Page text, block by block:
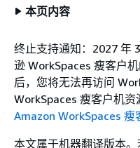
本页内容
终止支持通知：2027 年
逊 WorkSpaces 瘦客户
后，您将无法再访问
WorkSpaces 瘦客户机
Amazon WorkSpaces 瘦
本文属于机器翻译版本